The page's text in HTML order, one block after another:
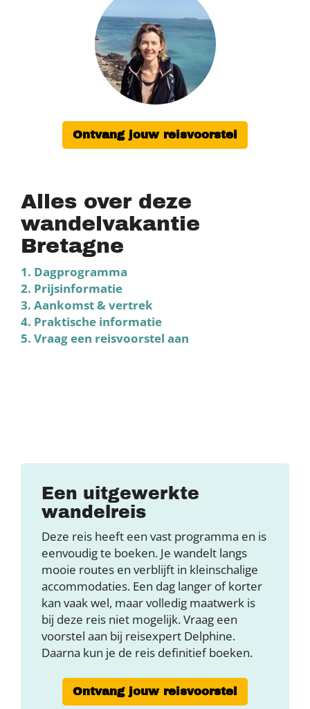
Ontvang jouw reisvoorstel
Alles over deze
wandelvakantie
Bretagne
1. Dagprogramma
2. Prijsinformatie
3. Aankomst & vertrek
4. Praktische informatie
5. Vraag een reisvoorstel aan
Een uitgewerkte
wandelreis
Deze reis heeft een vast programma en is
eenvoudig te boeken. Je wandelt langs
mooie routes en verblijft in kleinschalige
accommodaties. Een dag langer of korter
kan vaak wel, maar volledig maatwerk is
bij deze reis niet mogelijk. Vraag een
voorstel aan bij reisexpert Delphine.
Daarna kun je de reis definitief boeken.
Ontvang jouw reisvoorstel